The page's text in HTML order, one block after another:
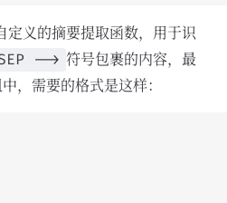
定义的摘要提取函数，用于识
--> 符号包裹的内容，最
，需要的格式是这样：